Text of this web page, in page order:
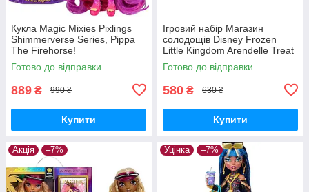
Кукла Magic Mixies Pixlings
Shimmerverse Series, Pippa
The Firehorse!
Готово до відправки
889 ₴ 990 ₴
Купити
Ігровий набір Магазин
солодощів Disney Frozen
Little Kingdom Arendelle Treat
Shoppe! ОЧЕНКА! Читайте
опис.
Готово до відправки
580 ₴ 630 ₴
Купити
Акція –7% Уцінка –7%